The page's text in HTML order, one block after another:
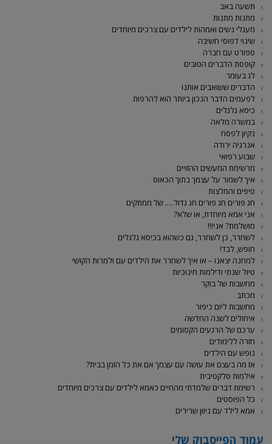
תשעה באב
מתנות מתנות
מעגלי נשים ואמהות לילדים עם צרכים מיוחדים
שינוי דפוסי חשיבה
ספורט עם חברה
קופסת הדברים הטובים
לג בעומר
הדברים ששואבים אותנו
לפעמים הדבר הנכון ביותר הוא להרפות
כיסא גלגלים
במשרה מלאה
נקיון לפסח
אנרגיה ירודה
שבוע רפואי
מרשימת המעשים ההזויים
איך לשמור על עצמך בתוך הכאוס
טיפים והמלצות
חג פורים חג פורים חג גדול…. של ממתקים
אני אמא מיוחדת, או שלא?
מושלמת? אני!!!
לשחרר, כן לשחרר, גם כשהוא בכיסא גלגלים
חופש, לבד!
למחנה יצאנו – או איך לשחרר את הילדים עם ולמרות הקושי
טיול שנתי ודילמות חינוכיות
מחשבות של בוקר
מכתב
מחשבות ליום כיפור
איחולים לשנה החדשה
ערכם של הרגעים הקסומים
חזרה ללימודים
נופש עם הילדים
אז מה בעצם את עושה עם עצמך אם את כל הזמן בבית?
אילמות סלקטיבית
רשימת דברים שלמדתי מהחיים כאמא לילדים עם צרכים מיוחדים
כל הפוסטים
אמא לילד עם ניוון שרירים
עמוד הפייסבוק שלי